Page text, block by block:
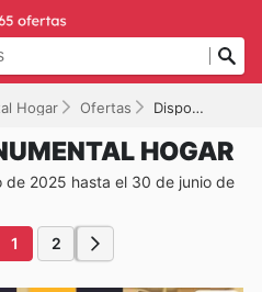
Hogar Ofertas Disponible hasta el 30/06/2025
HOGAR
de 2025 hasta el 30 de junio de
1 2